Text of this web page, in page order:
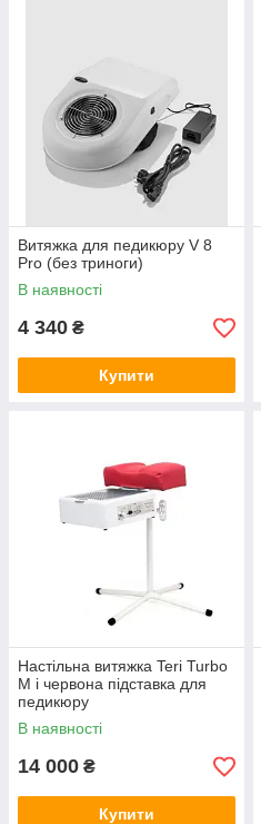
Витяжка для педикюру V 8
Pro (без триноги)
В наявності
4 340 ₴
Купити
Настільна витяжка Teri Turbo
M і червона підставка для
педикюру
В наявності
14 000 ₴
Купити